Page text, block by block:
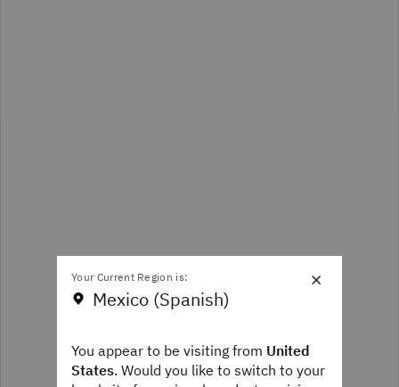
×
Your Current Region is:
Mexico (Spanish)
You appear to be visiting from United
States. Would you like to switch to your